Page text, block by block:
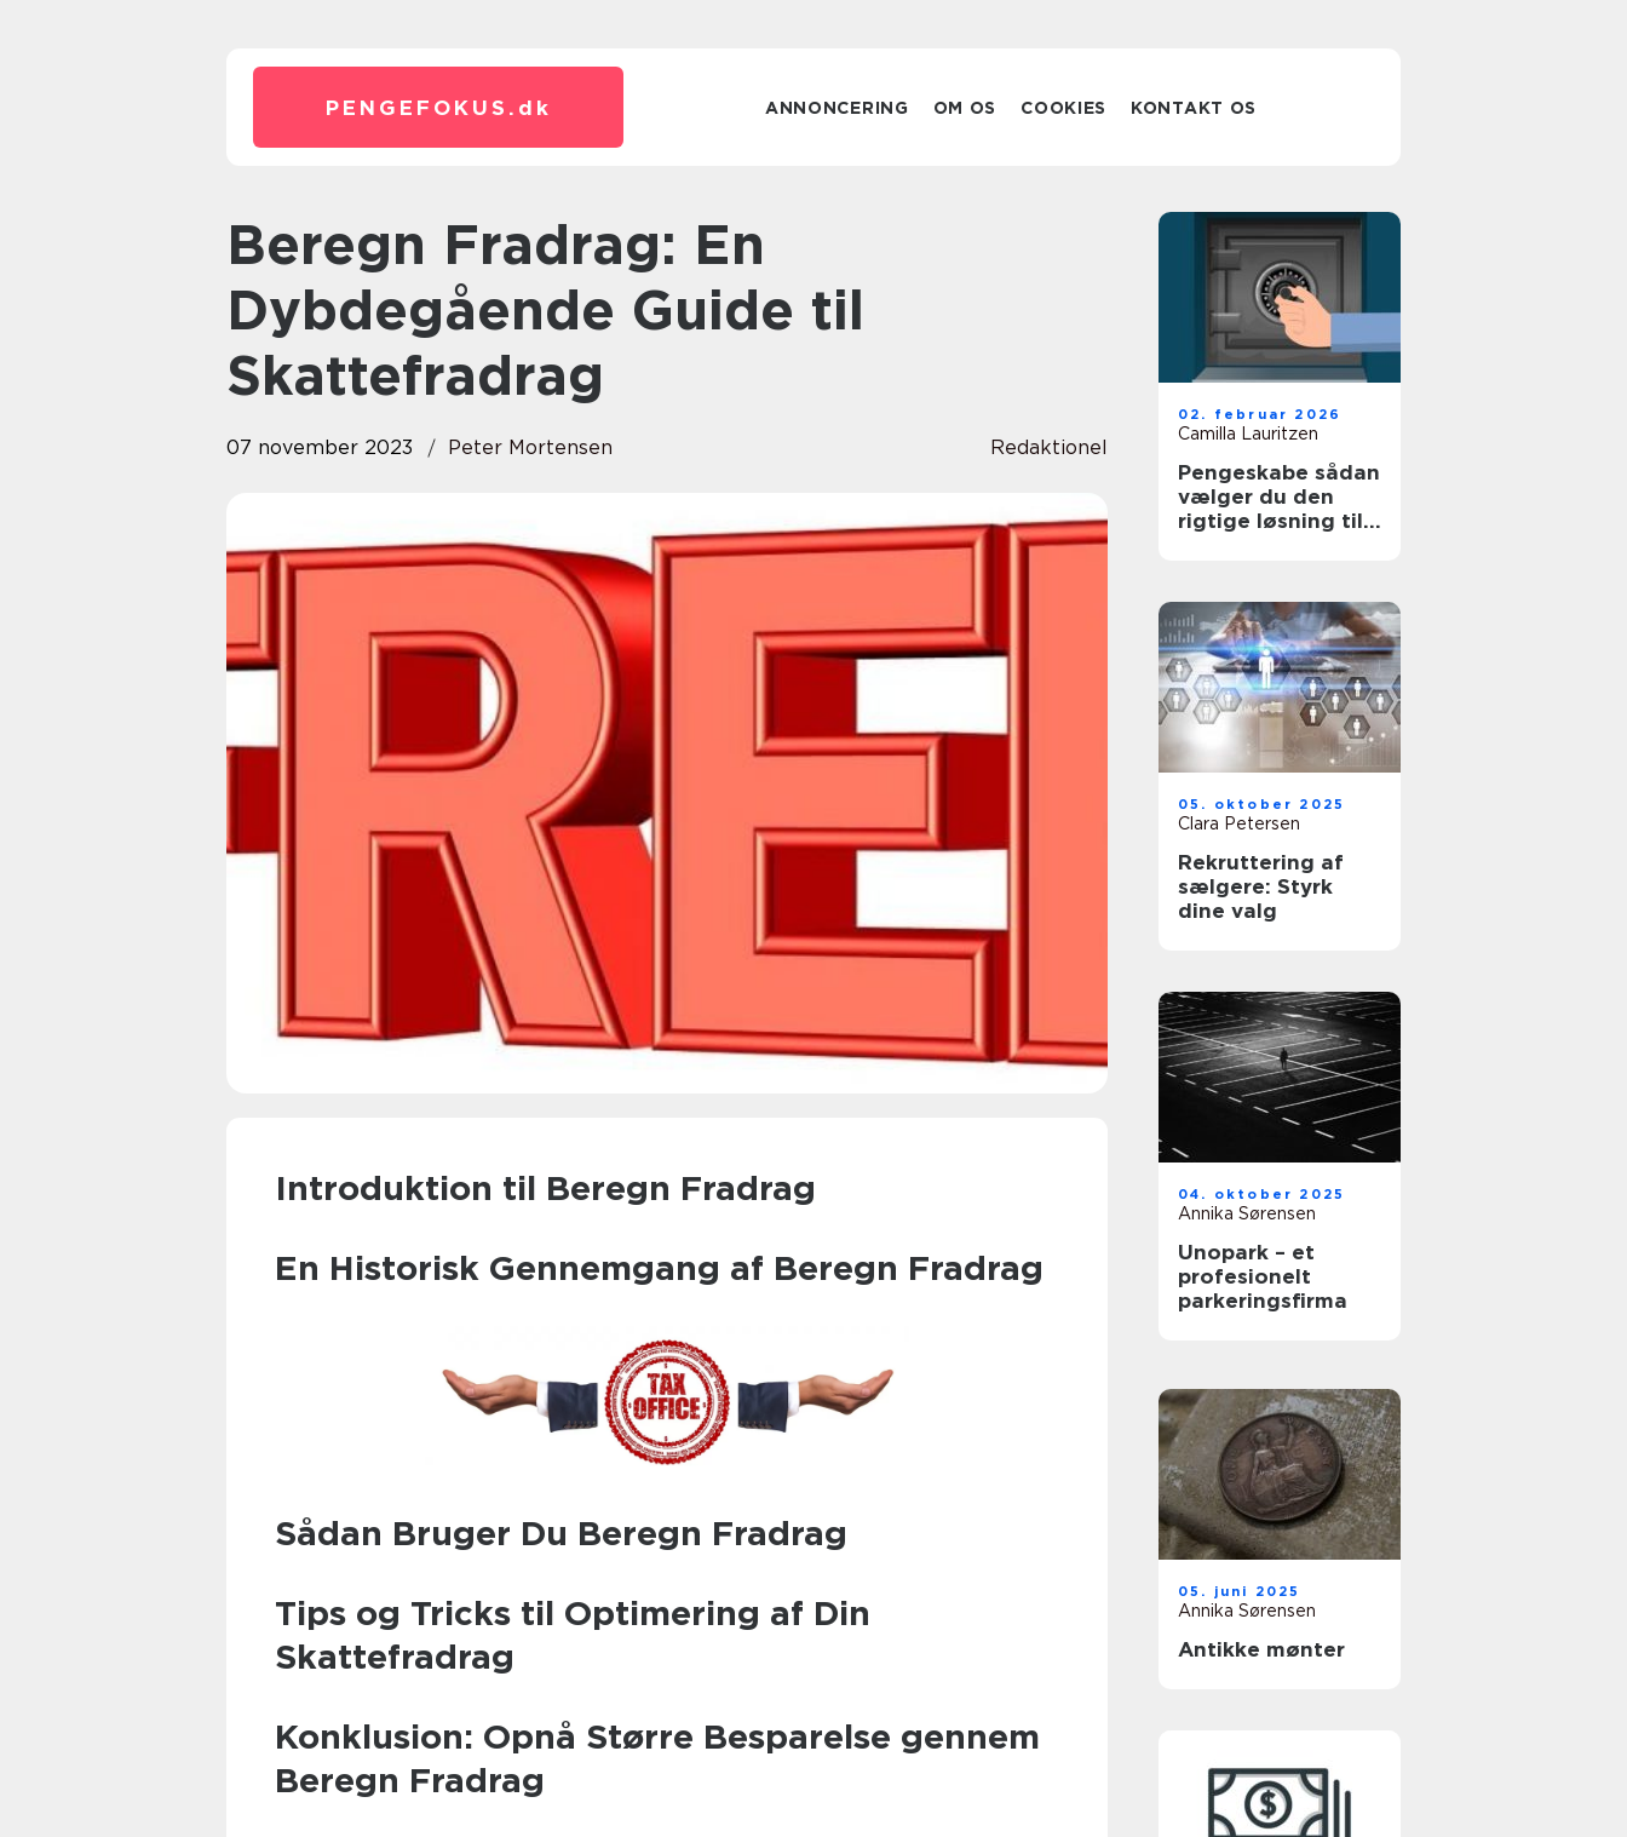
PENGEFOKUS. dk ANNONCERING OM OS COOKIES KONTAKT OS
Beregn Fradrag: En
Dybdegående Guide til
Skattefradrag
07 november 2023 Peter Mortensen Redaktionel
Introduktion til Beregn Fradrag
En Historisk Gennemgang af Beregn Fradrag
Sådan Bruger Du Beregn Fradrag
Tips og Tricks til Optimering af Din
Skattefradrag
Konklusion: Opnå Større Besparelse gennem
Beregn Fradrag
02. februar 2026
Camilla Lauritzen
Pengeskabe sådan
vælger du den
rigtige løsning til
05. oktober 2025
Clara Petersen
Rekruttering af
sælgere: Styrk
dine valg
04. oktober 2025
Annika Sørensen
Unopark – et
profesionelt
parkeringsfirma
05. juni 2025
Annika Sørensen
Antikke mønter